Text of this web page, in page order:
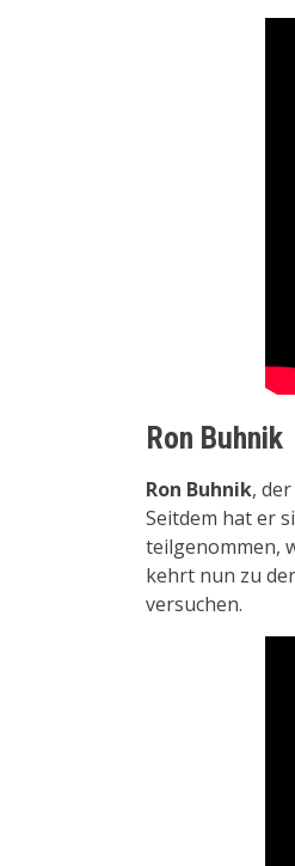
Ron Buhnik
Ron Buhnik,
Seitdem hat er
teilgenommen,
kehrt nun zu
versuchen.